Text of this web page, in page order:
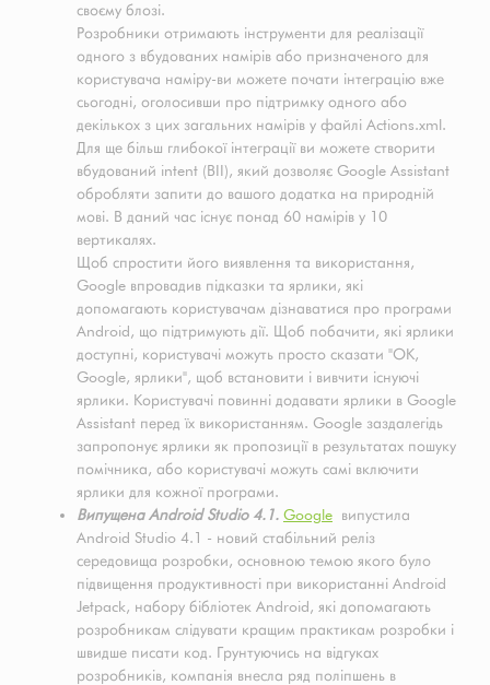
своєму блозі.
Розробники отримають інструменти для реалізації
одного з вбудованих намірів або призначеного для
користувача наміру-ви можете почати інтеграцію вже
сьогодні, оголосивши про підтримку одного або
декількох з цих загальних намірів у файлі Actions.xml.
Для ще більш глибокої інтеграції ви можете створити
вбудований intent (BII), який дозволяє Google Assistant
обробляти запити до вашого додатка на природній
мові. В даний час існує понад 60 намірів у 10
вертикалях.
Щоб спростити його виявлення та використання,
Google впровадив підказки та ярлики, які
допомагають користувачам дізнаватися про програми
Android, що підтримують дії. Щоб побачити, які ярлики
доступні, користувачі можуть просто сказати "ОК,
Google, ярлики", щоб встановити і вивчити існуючі
ярлики. Користувачі повинні додавати ярлики в Google
Assistant перед їх використанням. Google заздалегідь
запропонує ярлики як пропозиції в результатах пошуку
помічника, або користувачі можуть самі включити
ярлики для кожної програми.
Випущена Android Studio 4.1. Google випустила
Android Studio 4.1 - новий стабільний реліз
середовища розробки, основною темою якого було
підвищення продуктивності при використанні Android
Jetpack, набору бібліотек Android, які допомагають
розробникам слідувати кращим практикам розробки і
швидше писати код. Грунтуючись на відгуках
розробників, компанія внесла ряд поліпшень в